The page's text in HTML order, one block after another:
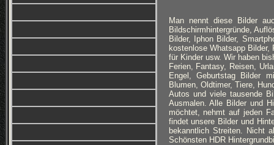
Man nennt diese Bilder
Bildschirmhintergründe,
Bilder, Iphon Bilder,
kostenlose Whatsapp
für Kinder usw. Wir haben
Ferien, Fantasy, Reisen,
Engel, Geburtstag Bilder
Blumen, Oldtimer, Tiere,
Autos und viele tausende
Ausmalen. Alle Bilder und
möchtet, nehmt auf jeden
findet unsere Bilder und
bekanntlich Streiten. Nicht
Schönsten HDR